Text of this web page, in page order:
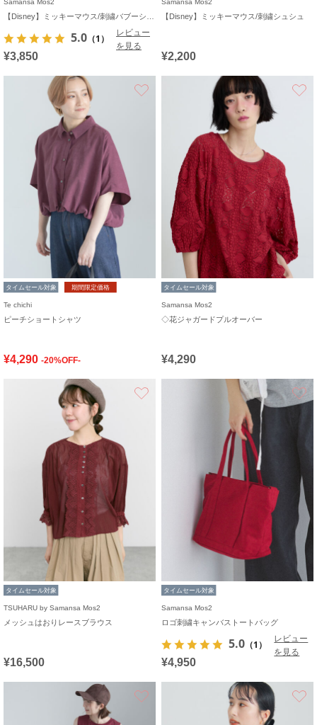
Samansa Mos2
5.0 （1）
レビュー
を見る
¥3,850
Samansa Mos2
【Disney】ミッキーマウス/刺繍シュシュ
¥2,200
タイムセール対象 期間限定価格
Te chichi
ピーチショートシャツ
¥4,290 -20%OFF-
タイムセール対象
Samansa Mos2
◇花ジャガードプルオーバー
¥4,290
タイムセール対象
TSUHARU by Samansa Mos2
メッシュはおりレースブラウス
¥16,500
タイムセール対象
Samansa Mos2
ロゴ刺繍キャンバストートバッグ
5.0 （1）
レビュー
を見る
¥4,950